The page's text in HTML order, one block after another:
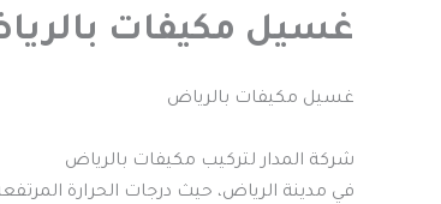
غسيل مكيفات
غسيل مكيفات بالرياض
شركة المدار لتركيب مكيفات بالرياض
في مدينة الرياض، حيث درجات الحرارة